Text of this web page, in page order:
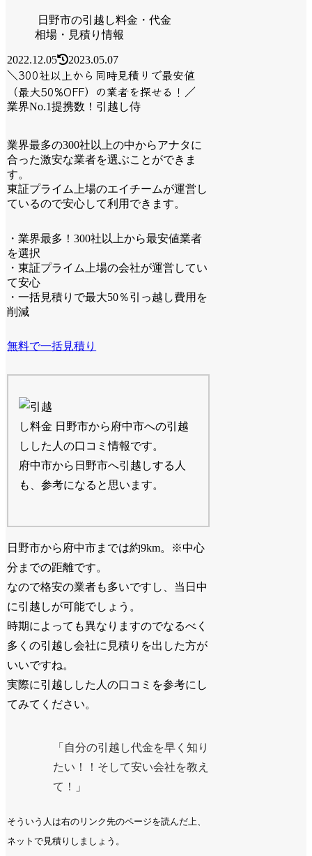
日野市の引越し料金・代金
相場・見積り情報
2022.12.05 2023.05.07
＼300社以上から同時見積りで最安値
（最大50%OFF）の業者を探せる！／
業界No.1提携数！引越し侍
業界最多の300社以上の中からアナタに
合った激安な業者を選ぶことができま
す。
東証プライム上場のエイチームが運営し
ているので安心して利用できます。
・業界最多！300社以上から最安値業者
を選択
・東証プライム上場の会社が運営してい
て安心
・一括見積りで最大50％引っ越し費用を
削減
無料で一括見積り
日野市から府中市への引越
しした人の口コミ情報です。
府中市から日野市へ引越しする人
も、参考になると思います。
日野市から府中市までは約9km。※中心
分までの距離です。
なので格安の業者も多いですし、当日中
に引越しが可能でしょう。
時期によっても異なりますのでなるべく
多くの引越し会社に見積りを出した方が
いいですね。
実際に引越しした人の口コミを参考にし
てみてください。
「自分の引越し代金を早く知り
たい！！そして安い会社を教え
て！」
そういう人は右のリンク先のページを読んだ上、
ネットで見積りしましょう。